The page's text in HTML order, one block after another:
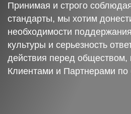
Принимая и строго
стандарты, мы хотим
необходимости
культуры и серьезность
действия перед обществом,
Клиентами и Партнерами по